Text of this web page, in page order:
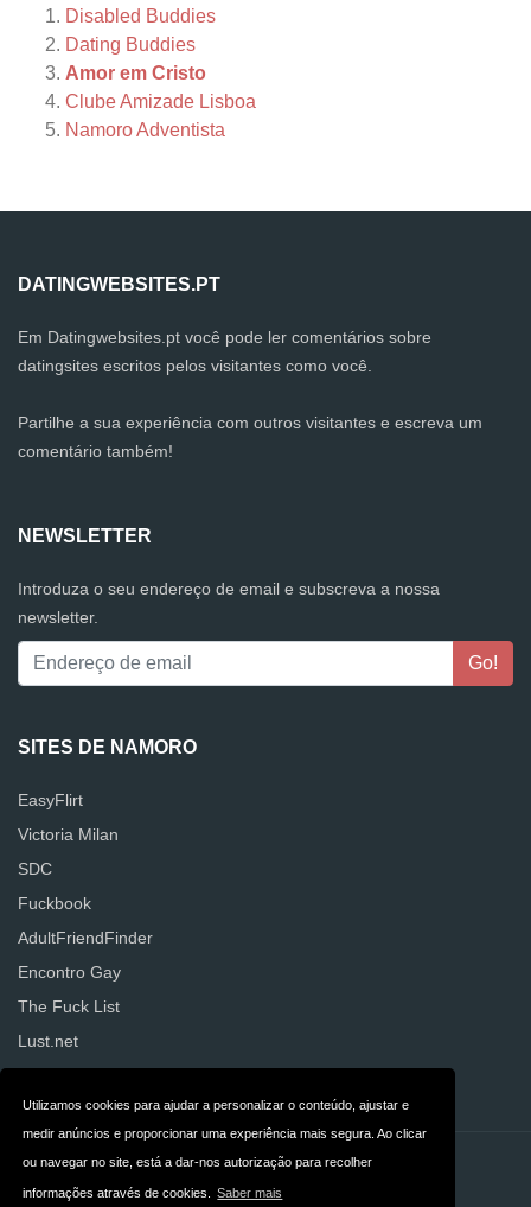
Utilizamos cookies para ajudar a personalizar o conteúdo, ajustar e
medir anúncios e proporcionar uma experiência mais segura. Ao clicar
ou navegar no site, está a dar-nos autorização para recolher
informações através de cookies. Saber mais
Disabled Buddies
Dating Buddies
Amor em Cristo
Clube Amizade Lisboa
Namoro Adventista
DATINGWEBSITES.PT
Em Datingwebsites.pt você pode ler comentários sobre
datingsites escritos pelos visitantes como você.
Partilhe a sua experiência com outros visitantes e escreva um
comentário também!
NEWSLETTER
Introduza o seu endereço de email e subscreva a nossa
newsletter.
SITES DE NAMORO
EasyFlirt
Victoria Milan
SDC
Fuckbook
AdultFriendFinder
Encontro Gay
The Fuck List
Lust.net
Contacto Privacidade